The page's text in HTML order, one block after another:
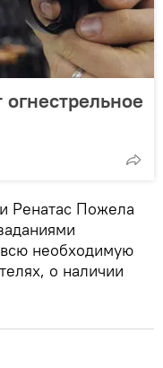
Ренатас Пожела
необходимую
о наличии